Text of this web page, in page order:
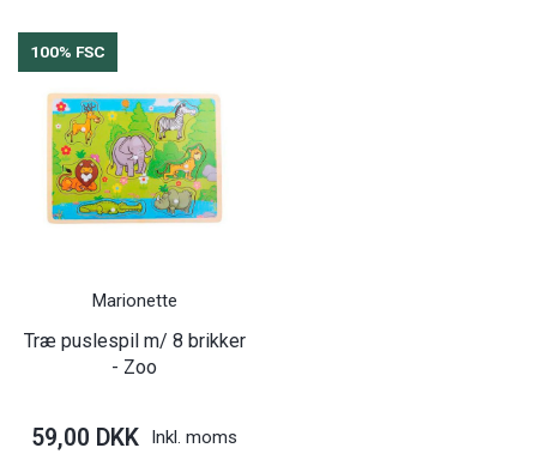
100% FSC
Marionette
Træ puslespil m/ 8 brikker
- Zoo
59,00 DKK Inkl. moms